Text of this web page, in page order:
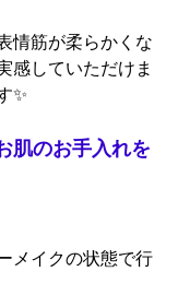
情筋が柔らかくな
感していただけま
✨
肌のお手入れを
メイクの状態で行